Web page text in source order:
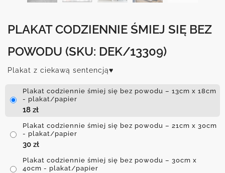
PLAKAT CODZIENNIE ŚMIEJ SIĘ BEZ
POWODU (SKU: DEK/13309)
Plakat z ciekawą sentencją♥
Plakat codziennie śmiej się bez powodu – 13cm x 18cm
- plakat/papier
18 zł
Plakat codziennie śmiej się bez powodu – 21cm x 30cm
- plakat/papier
30 zł
Plakat codziennie śmiej się bez powodu – 30cm x
40cm - plakat/papier